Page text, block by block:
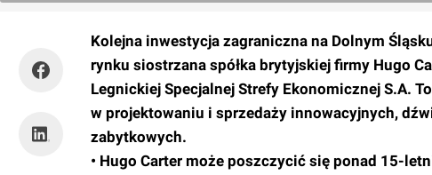
Kolejna inwestycja zagraniczna na Dolnym
rynku siostrzana spółka brytyjskiej firmy Hugo
Legnickiej Specjalnej Strefy Ekonomicznej S.A.
w projektowaniu i sprzedaży innowacyjnych,
zabytkowych.
• Hugo Carter może poszczycić się ponad 15-